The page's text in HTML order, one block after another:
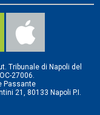
Tribunale di Napoli del
27006.
Passante
21, 80133 Napoli P.I.